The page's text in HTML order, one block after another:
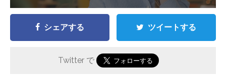
シェアする ツイートする
Twitter で